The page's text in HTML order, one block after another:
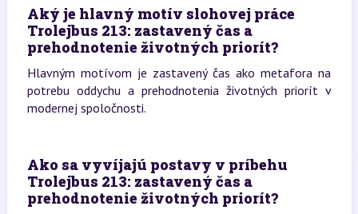
Aký je hlavný motív slohovej práce
Trolejbus 213: zastavený čas a
prehodnotenie životných priorít?
Hlavným motívom je zastavený čas ako metafora na
potrebu oddychu a prehodnotenia životných priorít v
modernej spoločnosti.
Ako sa vyvíjajú postavy v príbehu
Trolejbus 213: zastavený čas a
prehodnotenie životných priorít?